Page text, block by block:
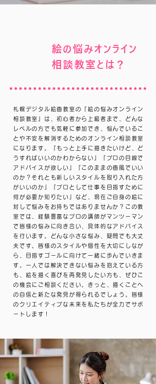
絵の悩みオンライン
相談教室とは？
札幌デジタル絵画教室の『絵の悩みオンライン
相談教室』は、初心者から上級者まで、どんな
レベルの方でも気軽に参加でき、悩んでいるこ
とや不安を解消するためのオンライン相談教室
になります。『もっと上手に描きたいけど、ど
うすればいいのかわからない』『プロの目線で
アドバイスが欲しい』『このままの画風でいい
のか？それとも新しいスタイルを取り入れた方
がいいのか』『プロとして仕事を目指すために
何が必要か知りたい』など、現在ご自身の絵に
対して悩みをお持ちではありませんか？この教
室では、経験豊富なプロの講師がマンツーマン
で皆様の悩みに向き合い、具体的なアドバイス
を行います。どんな小さな悩み、疑問でも大丈
夫です。皆様のスタイルや個性を大切にしなが
ら、目指すゴールに向けて一緒に歩んでいきま
す。一人では解決できない悩みを抱えている方
も、絵を描く喜びを再発見したい方も、ぜひこ
の機会にご相談ください。きっと、描くことへ
の自信と新たな発見が得られるでしょう。皆様
のクリエイティブな未来を私たちが全力でサポ
ートします！